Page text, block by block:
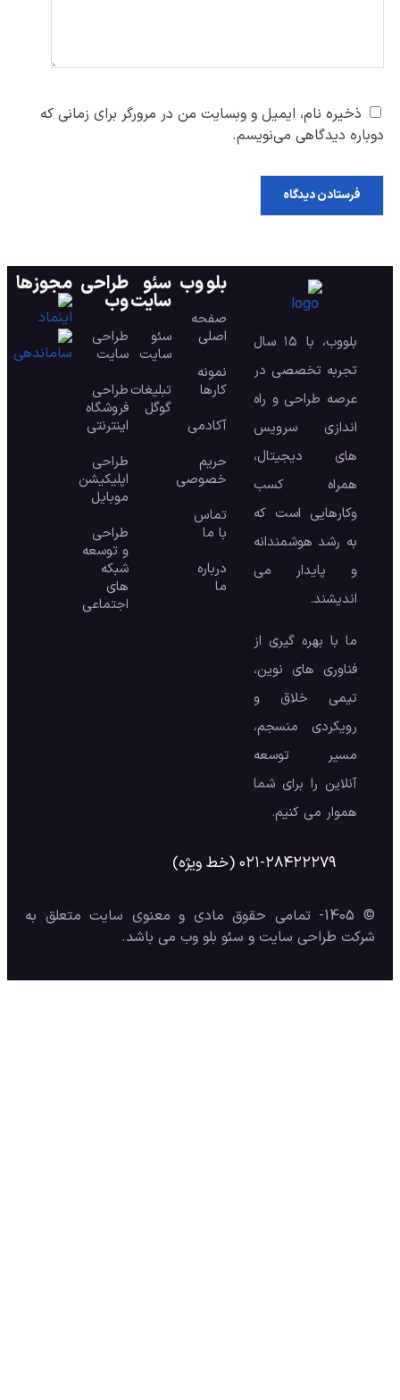
ذخیره نام، ایمیل و وبسایت من در مرورگر برای زمانی که
دوباره دیدگاهی می‌نویسم.
بلووب، با ۱۵ سال
تجربه تخصصی در
عرصه طراحی و راه
اندازی سرویس
های دیجیتال،
همراه کسب
وکارهایی است که
به رشد هوشمندانه
و پایدار می
اندیشند.
ما با بهره گیری از
فناوری های نوین،
تیمی خلاق و
رویکردی منسجم،
مسیر توسعه
آنلاین را برای شما
هموار می کنیم.
بلو وب
صفحه
اصلی
نمونه
کارها
آکادمی
حریم
خصوصی
تماس
با ما
درباره
ما
سئو
سایت
سئو
سایت
تبلیغات
گوگل
طراحی
وب
طراحی
سایت
طراحی
فروشگاه
اینترنتی
طراحی
اپلیکیشن
موبایل
طراحی
و توسعه
شبکه
های
اجتماعی
مجوزها
۰۲۱-۲۸۴۲۲۲۷۹ (خط ویژه)
© 1405- تمامی حقوق مادی و معنوی سایت متعلق به
شرکت طراحی سایت و سئو بلو وب می باشد.